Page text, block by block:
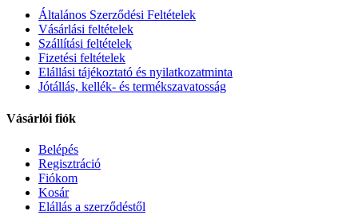
Általános Szerződési Feltételek
Vásárlási feltételek
Szállítási feltételek
Fizetési feltételek
Elállási tájékoztató és nyilatkozatminta
Jótállás, kellék- és termékszavatosság
Vásárlói fiók
Belépés
Regisztráció
Fiókom
Kosár
Elállás a szerződéstől